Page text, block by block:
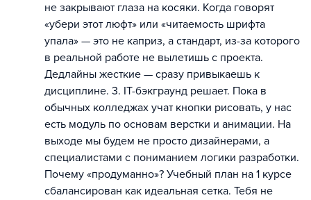
не закрывают глаза на косяки. Когда говорят
«убери этот люфт» или «читаемость шрифта
упала» — это не каприз, а стандарт, из-за которого
в реальной работе не вылетишь с проекта.
Дедлайны жесткие — сразу привыкаешь к
дисциплине. 3. IT-бэкграунд решает. Пока в
обычных колледжах учат кнопки рисовать, у нас
есть модуль по основам верстки и анимации. На
выходе мы будем не просто дизайнерами, а
специалистами с пониманием логики разработки.
Почему «продуманно»? Учебный план на 1 курсе
сбалансирован как идеальная сетка. Тебя не